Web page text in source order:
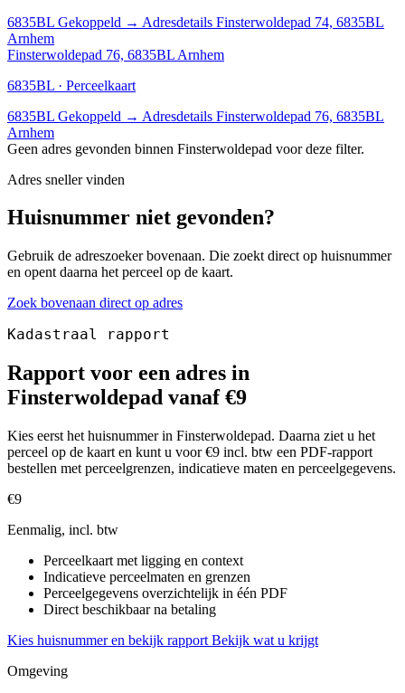
6835BL Gekoppeld → Adresdetails Finsterwoldepad 74, 6835BL
Arnhem
Finsterwoldepad 76, 6835BL Arnhem
6835BL · Perceelkaart
6835BL Gekoppeld → Adresdetails Finsterwoldepad 76, 6835BL
Arnhem
Geen adres gevonden binnen Finsterwoldepad voor deze filter.
Adres sneller vinden
Huisnummer niet gevonden?
Gebruik de adreszoeker bovenaan. Die zoekt direct op huisnummer
en opent daarna het perceel op de kaart.
Zoek bovenaan direct op adres
Kadastraal rapport
Rapport voor een adres in
Finsterwoldepad vanaf €9
Kies eerst het huisnummer in Finsterwoldepad. Daarna ziet u het
perceel op de kaart en kunt u voor €9 incl. btw een PDF-rapport
bestellen met perceelgrenzen, indicatieve maten en perceelgegevens.
€9
Eenmalig, incl. btw
Perceelkaart met ligging en context
Indicatieve perceelmaten en grenzen
Perceelgegevens overzichtelijk in één PDF
Direct beschikbaar na betaling
Kies huisnummer en bekijk rapport Bekijk wat u krijgt
Omgeving